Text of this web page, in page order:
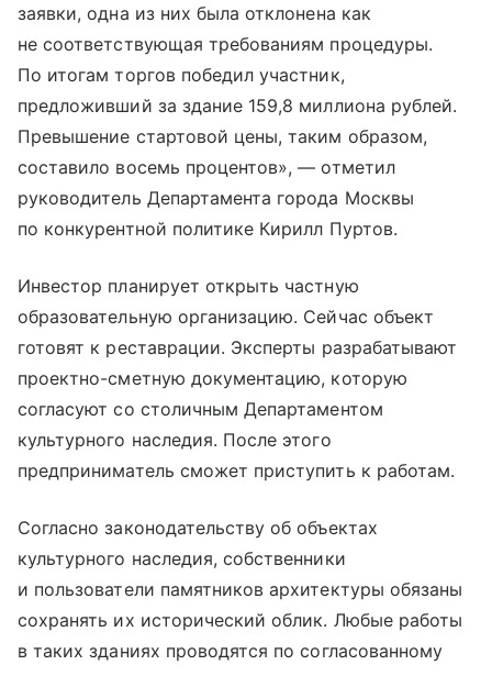
заявки, одна из них была отклонена как
не соответствующая требованиям процедуры.
По итогам торгов победил участник,
предложивший за здание 159,8 миллиона рублей.
Превышение стартовой цены, таким образом,
составило восемь процентов», — отметил
руководитель Департамента города Москвы
по конкурентной политике Кирилл Пуртов.
Инвестор планирует открыть частную
образовательную организацию. Сейчас объект
готовят к реставрации. Эксперты разрабатывают
проектно-сметную документацию, которую
согласуют со столичным Департаментом
культурного наследия. После этого
предприниматель сможет приступить к работам.
Согласно законодательству об объектах
культурного наследия, собственники
и пользователи памятников архитектуры обязаны
сохранять их исторический облик. Любые работы
в таких зданиях проводятся по согласованному